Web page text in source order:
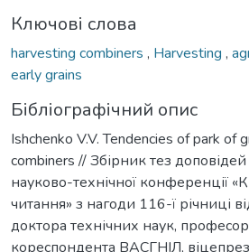
Ключові слова
harvesting combiners , Harvesting ,
early grains
Бібліографічний опис
Ishchenko V.V. Tendencies of park of
combiners // Збірник тез
науково-технічної конференції
читання» з нагоди 116-ї річниці
доктора технічних наук,
кореспондента ВАСГНІЛ,